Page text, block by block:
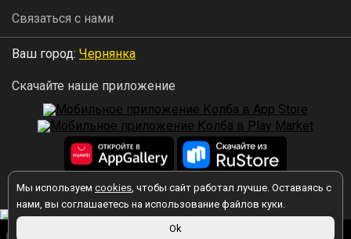
Мы используем cookies, чтобы сайт работал лучше. Оставаясь с
нами, вы соглашаетесь на использование файлов куки.
Ok
Связаться с нами
Ваш город: Чернянка
Скачайте наше приложение
2026 © Колба
Вы принимаете условия политики в отношении обработки